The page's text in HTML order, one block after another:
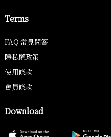
Terms
FAQ 常見問答
隱私權政策
使用條款
會員條款
Download